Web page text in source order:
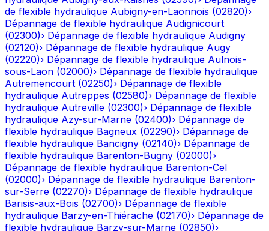
de flexible hydraulique Aubigny-en-Laonnois (02820)›
Dépannage de flexible hydraulique Audignicourt
(02300)› Dépannage de flexible hydraulique Audigny
(02120)› Dépannage de flexible hydraulique Augy
(02220)› Dépannage de flexible hydraulique Aulnois-
sous-Laon (02000)› Dépannage de flexible hydraulique
Autremencourt (02250)› Dépannage de flexible
hydraulique Autreppes (02580)› Dépannage de flexible
hydraulique Autreville (02300)› Dépannage de flexible
hydraulique Azy-sur-Marne (02400)› Dépannage de
flexible hydraulique Bagneux (02290)› Dépannage de
flexible hydraulique Bancigny (02140)› Dépannage de
flexible hydraulique Barenton-Bugny (02000)›
Dépannage de flexible hydraulique Barenton-Cel
(02000)› Dépannage de flexible hydraulique Barenton-
sur-Serre (02270)› Dépannage de flexible hydraulique
Barisis-aux-Bois (02700)› Dépannage de flexible
hydraulique Barzy-en-Thiérache (02170)› Dépannage de
flexible hydraulique Barzy-sur-Marne (02850)›